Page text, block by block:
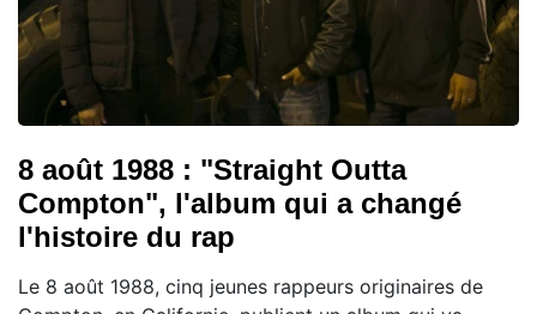
8 août 1988 : "Straight Outta
Compton", l'album qui a changé
l'histoire du rap
Le 8 août 1988, cinq jeunes rappeurs originaires de